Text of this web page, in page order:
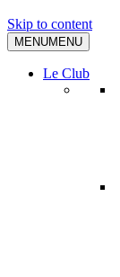
Skip to content
MENUMENU
Le Club